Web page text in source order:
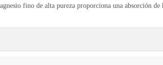
fino de alta pureza proporciona una absorción de